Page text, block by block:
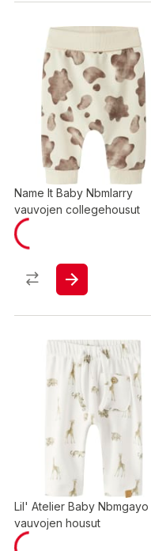
Name It Baby Nbmlarry
vauvojen collegehousut
Lil' Atelier Baby Nbmgayo
vauvojen housut